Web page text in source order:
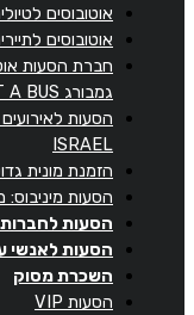
אוטובוסים
אוטובוסים
חברת הסעות
גמבורג RENT A BUS"
ISRAEL
הזמנת מונית
הסעות
הסעות
הסעות לאנשי
השכרת מסוק
הסעות VIP